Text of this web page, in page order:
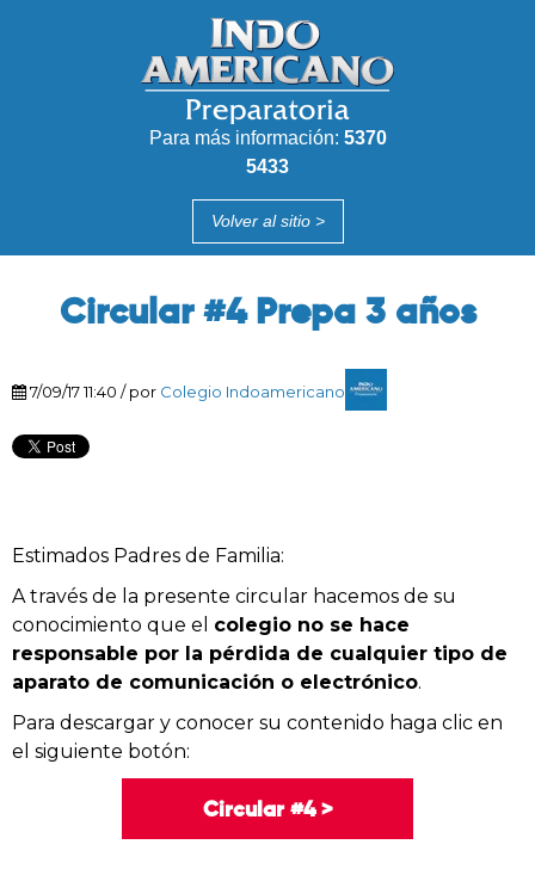
Para más información: 5370
5433
Volver alsitio>
Circular #4 Prepa 3 años
7/09/17 11:40 / por Colegio Indoamericano
Estimados Padres de Familia:
A través de la presente circular hacemos de su
conocimiento que el colegio no se hace
responsable por la pérdida de cualquier tipo de
aparato de comunicación o electrónico.
Para descargar y conocer su contenido haga clic en
el siguiente botón:
Circular #4 >